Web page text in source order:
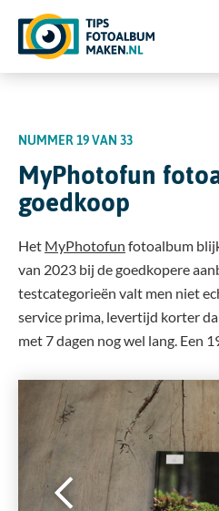
NUMMER 19VAN 33
MyPhotofun
goedkoop
Het MyPhotofun fotoalbum
van 2023 bij de goedkopere
testcategorieën valt men niet
service prima, levertijd korter
met 7 dagen nog wel lang. Een